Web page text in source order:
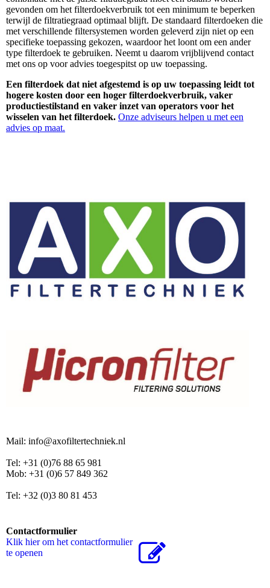
gevonden om het filterdoekverbruik tot een minimum te beperken
terwijl de filtratiegraad optimaal blijft. De standaard filterdoeken die
met verschillende filtersystemen worden geleverd zijn niet op een
specifieke toepassing gekozen, waardoor het loont om een ander
type filterdoek te gebruiken. Neemt u daarom vrijblijvend contact
met ons op voor advies toegespitst op uw toepassing.
Een filterdoek dat niet afgestemd is op uw toepassing leidt tot
hogere kosten door een hoger filterdoekverbruik, vaker
productiestilstand en vaker inzet van operators voor het
wisselen van het filterdoek. Onze adviseurs helpen u met een
advies op maat.
Mail: info@axofiltertechniek.nl
Tel: +31 (0)76 88 65 981
Mob: +31 (0)6 57 849 362
Tel: +32 (0)3 80 81 453
Contactformulier
Klik hier om het contactformulier
te openen